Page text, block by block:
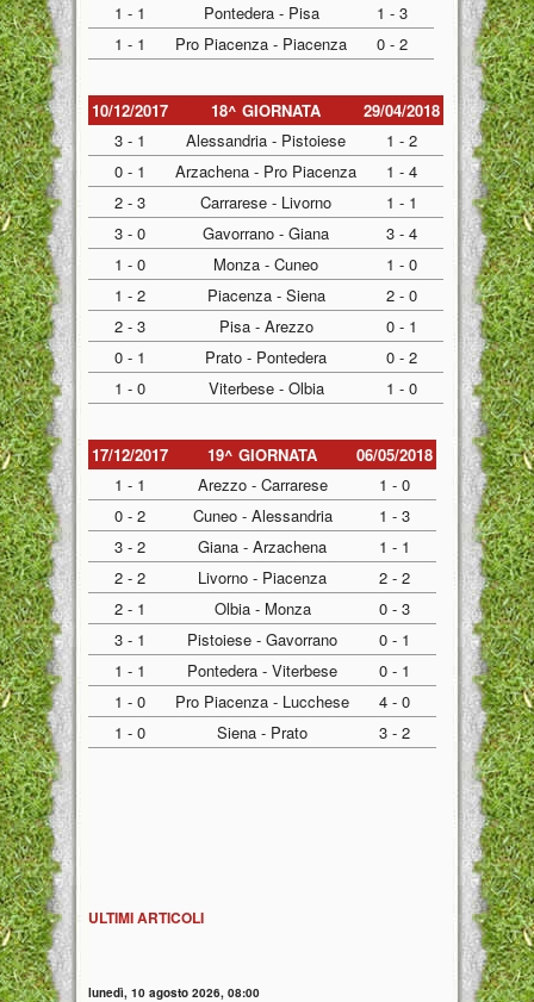
1 - 1
Pontedera - Pisa
1 - 3
1 - 1
Pro Piacenza - Piacenza 0 - 2
10/12/2017 18^ GIORNATA
29/04/2018
3 - 1
Alessandria - Pistoiese
1 - 2
0 - 1
Arzachena - Pro Piacenza
1 - 4
2 - 3
Carrarese - Livorno
1 - 1
3 - 0
Gavorrano - Giana
3 - 4
1 - 0
Monza - Cuneo
1 - 0
1 - 2
Piacenza - Siena
2 - 0
2 - 3
Pisa - Arezzo
0 - 1
0 - 1
Prato - Pontedera
0 - 2
1 - 0
Viterbese - Olbia 1 - 0
17/12/2017 19^ GIORNATA
06/05/2018
1 - 1
Arezzo - Carrarese
1 - 0
0 - 2
Cuneo - Alessandria
1 - 3
3 - 2
Giana - Arzachena
1 - 1
2 - 2
Livorno - Piacenza
2 - 2
2 - 1
Olbia - Monza
0 - 3
3 - 1
Pistoiese - Gavorrano
0 - 1
1 - 1
Pontedera - Viterbese
0 - 1
1 - 0
Pro Piacenza - Lucchese
4 - 0
1 - 0
Siena - Prato 3 - 2
ULTIMI ARTICOLI
lunedì, 10 agosto 2026, 08:00